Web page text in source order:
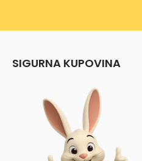
SIGURNA KUPOVINA